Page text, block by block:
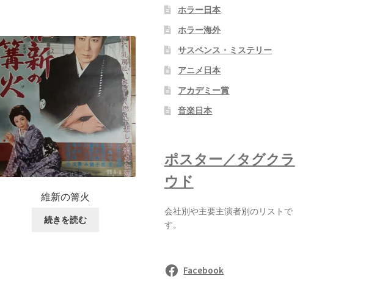
維新の篝火
続きを読む
ホラー日本
ホラー海外
サスペンス・ミステリー
アニメ日本
アカデミー賞
音楽日本
ポスター／タグクラ
ウド
会社別や主要主演者別のリストで
す。
Facebook